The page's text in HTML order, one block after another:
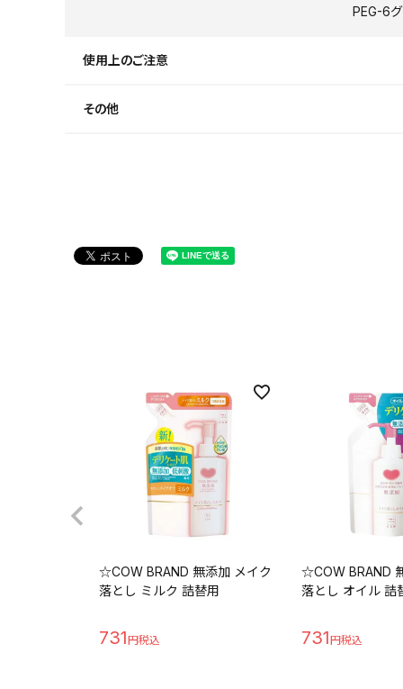
PEG-6グ
使用上のご注意
その他
☆COW BRAND 無添加 メイク
落とし ミルク 詰替用
731
☆COW BRAND
落とし オイル 詰
731